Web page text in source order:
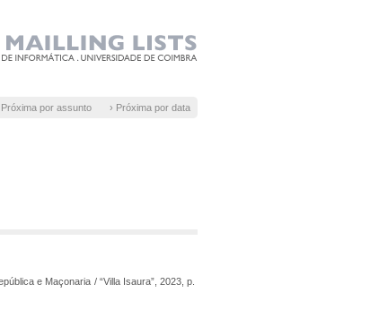
Próxima por assunto › Próxima por data
e Maçonaria / “Villa Isaura”, 2023, p.